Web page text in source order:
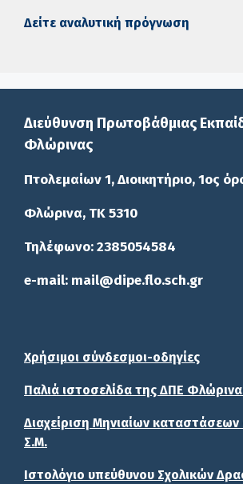
Δείτε αναλυτική πρόγνωση
Διεύθυνση Πρωτοβάθμιας
Φλώρινας
Πτολεμαίων 1, Διοικητήριο, 1ος
Φλώρινα, ΤΚ 5310
Τηλέφωνο: 2385054584
e-mail: mail@dipe.flo.sch.gr
Χρήσιμοι σύνδεσμοι-οδηγίες
Παλιά ιστοσελίδα της ΔΠΕ
Διαχείριση Μηνιαίων
Σ.Μ.
Ιστολόγιο υπεύθυνου Σχολικών